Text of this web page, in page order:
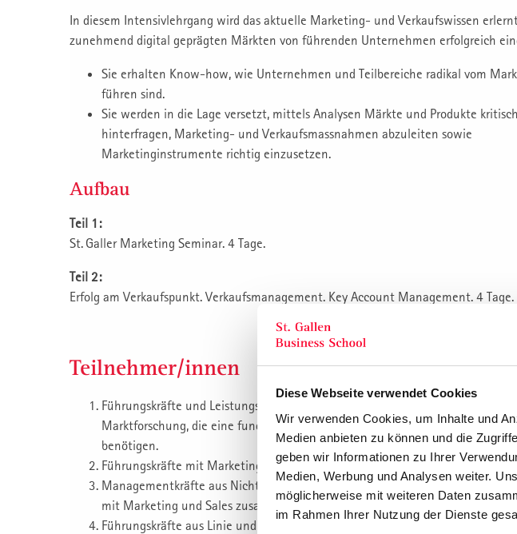
Diese Webseite verwendet Cookies
Wir verwenden Cookies, um Inhalte und
Medien anbieten zu können und die
geben wir Informationen zu Ihrer
Medien, Werbung und Analysen weiter.
möglicherweise mit weiteren Daten
im Rahmen Ihrer Nutzung der Dienste
In diesem Intensivlehrgang wird das aktuelle Marketing- und Verkaufswissen
zunehmend digital geprägten Märkten von führenden Unternehmen erfolgreich
Sie erhalten Know-how, wie Unternehmen und Teilbereiche radikal vom
führen sind.
Sie werden in die Lage versetzt, mittels Analysen Märkte und Produkte
hinterfragen, Marketing- und Verkaufsmassnahmen abzuleiten sowie
Marketinginstrumente richtig einzusetzen.
Aufbau
Teil 1:
St. Galler Marketing Seminar. 4 Tage.
Teil 2:
Erfolg am Verkaufspunkt. Verkaufsmanagement. Key Account Management. 4 Tage.
Teilnehmer/innen
Führungskräfte und Leistungsträger aus Marketing, Vertrieb,
Marktforschung, die eine fundierte, praxisbezogene, moderne
benötigen.
Führungskräfte mit Marketing-, Vertriebs- und Verkaufsverantwortung.
Managementkräfte aus Nicht-Marketingfunktionen (z.B. F+E, Produktion,
mit Marketing und Sales zusammenarbeiten.
Führungskräfte aus Linie und Stab, welche in Zukunft Marketing- und